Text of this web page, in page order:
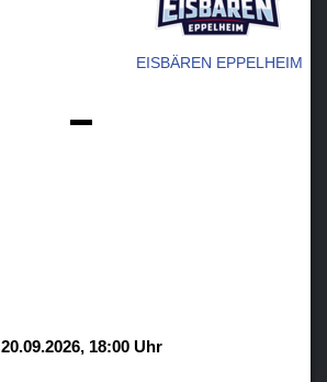
EISBÄREN EPPELHEIM
-
20.09.2026, 18:00 Uhr